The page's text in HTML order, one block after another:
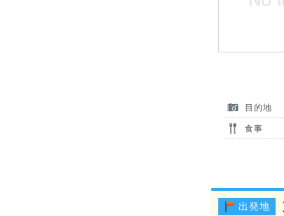
目的地
食事
出発地